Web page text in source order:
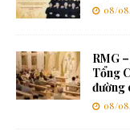
08/
RMG
Tổng
đường
08/